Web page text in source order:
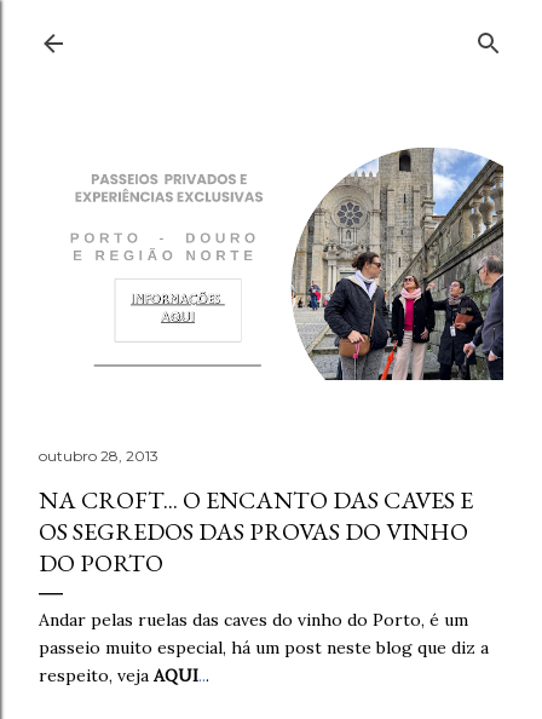
outubro 28, 2013
NA CROFT... O ENCANTO DAS CAVES E
OS SEGREDOS DAS PROVAS DO VINHO
DO PORTO
Andar pelas ruelas das caves do vinho do Porto, é um
passeio muito especial, há um post neste blog que diz a
respeito, veja AQUI...